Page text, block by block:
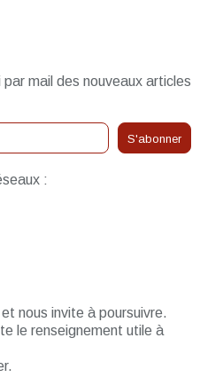
mail des nouveaux articles
:
nous invite à poursuivre.
le renseignement utile à